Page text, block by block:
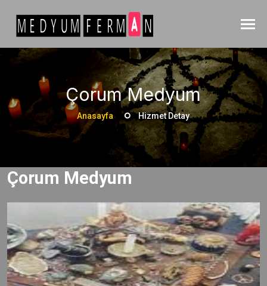
Çorum Medyum
Anasayfa Hizmet Detay
Çorum Medyum